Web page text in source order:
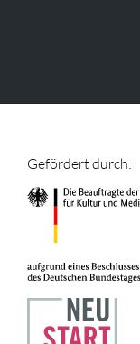
Gefördert durch: